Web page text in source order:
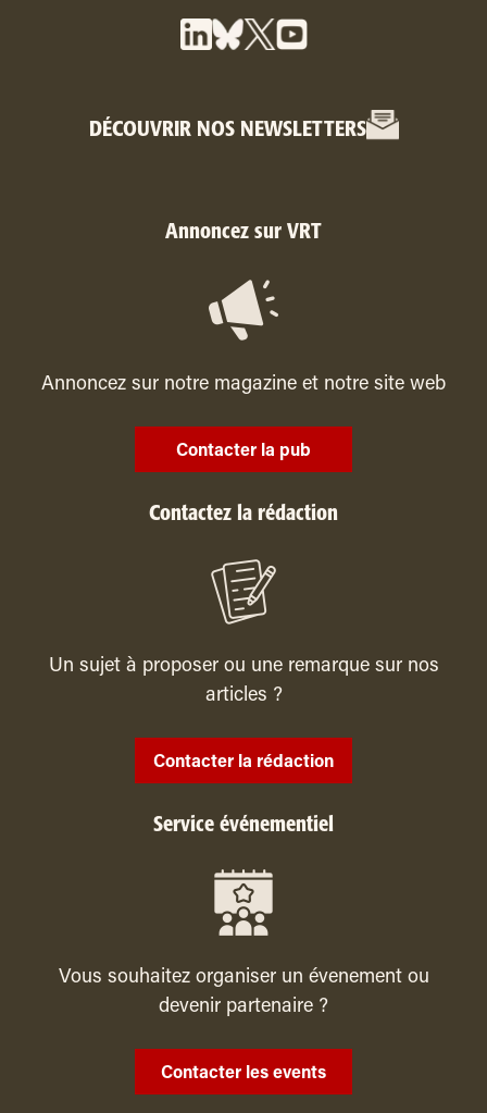
DÉCOUVRIR NOS NEWSLETTERS
Annoncez sur VRT
Annoncez sur notre magazine et notre site web
Contacter la pub
Contactez la rédaction
Un sujet à proposer ou une remarque sur nos
articles ?
Contacter la rédaction
Service événementiel
Vous souhaitez organiser un évenement ou
devenir partenaire ?
Contacter les events